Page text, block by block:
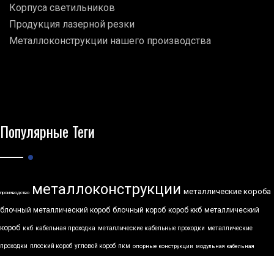
Корпуса светильников
Продукция лазерной резки
Металлоконструкции нашего производства
Популярные Теги
производство металлоконструкции металлические короба
блочный металлический короб блочный короб короб ккб металлический
короб ккб кабельная проходка металлические кабельные проходки металлические
проходки плоский короб угловой короб пкм опорные конструкции модульная кабельная